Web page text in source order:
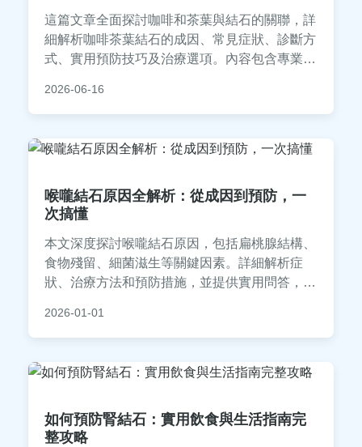
這篇文章全面探討咖啡和茶葉與結石的關聯，詳
細解析咖啡茶葉結石的成因、常見症狀、診斷方
式、實用預防技巧及治療選項。內容包含專業醫
入了解如何透過飲食調整避免結石問題，適合每
日飲用咖啡或茶葉的族群參考。
2026-06-16
喉嚨結石原因全解析：從成因到預防，一
次搞懂
本文深度探討喉嚨結石原因，包括扁桃腺結構、
食物殘留、細菌滋生等關鍵因素。詳細解析症
狀、治療方法和預防措施，並提供實用問答，幫
於醫學知識和個人經驗，確保實用性和可信度。
2026-01-01
如何預防腎結石：實用飲食與生活指南完
整攻略